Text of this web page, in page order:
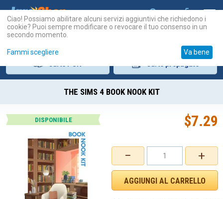
THE SIMS 4 BOOK NOOK KIT
DISPONIBILE
+
−
$7.29
Ciao! Possiamo abilitare alcuni servizi aggiuntivi che richiedono i
cookie? Puoi sempre modificare o revocare il tuo consenso in un
secondo momento.
Fammi scegliere Va bene